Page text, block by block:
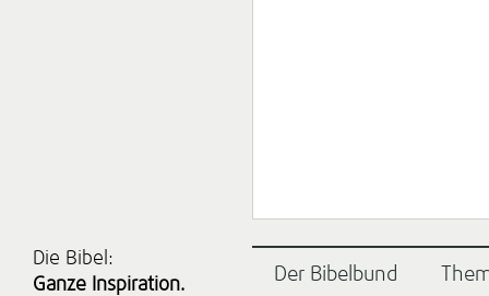
Die Bibel:
Ganze Inspiration.
Der Bibelbund